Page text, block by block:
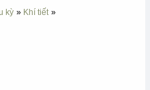
kỳ
Khí tiết